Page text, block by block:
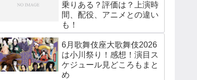
乗りある？評価は？上演時
間、配役、アニメとの違い
も！
6月歌舞伎座大歌舞伎2026
は小川祭り！感想！演目ス
ケジュール見どころもまと
め